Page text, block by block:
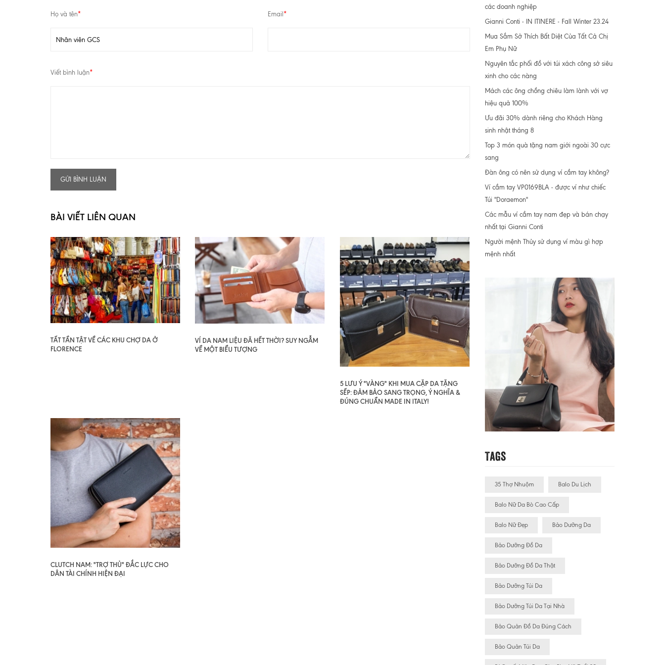
Họ và tên* Email *
Viết bình luận*
GỬI BÌNH LUẬN
BÀI VIẾT LIÊN QUAN
TẤT TẦN TẬT VỀ CÁC KHU CHỢ DA Ở
FLORENCE
VÍ DA NAM LIỆU ĐÃ HẾT THỜI? SUY NGẪM
VỀ MỘT BIỂU TƯỢNG
5 LƯU Ý "VÀNG" KHI MUA CẶP DA TẶNG
SẾP: ĐẢM BẢO SANG TRỌNG, Ý NGHĨA &
ĐÚNG CHUẨN MADE IN ITALY!
CLUTCH NAM: "TRỢ THỦ" ĐẮC LỰC CHO
DÂN TÀI CHÍNH HIỆN ĐẠI
các doanh nghiệp
Gianni Conti - IN ITINERE - Fall Winter 23.24
Mua Sắm Sở Thích Bất Diệt Của Tất Cả Chị
Em Phụ Nữ
Nguyên tắc phối đồ với túi xách công sở siêu
xinh cho các nàng
Mách các ông chồng chiêu làm lành với vợ
hiệu quả 100%
Ưu đãi 30% dành riêng cho Khách Hàng
sinh nhật tháng 8
Top 3 món quà tặng nam giới ngoài 30 cực
sang
Đàn ông có nên sử dụng ví cầm tay không?
Ví cầm tay VP0169BLA - được ví như chiếc
Túi "Doraemon"
Các mẫu ví cầm tay nam đẹp và bán chạy
nhất tại Gianni Conti
Người mệnh Thủy sử dụng ví màu gì hợp
mệnh nhất
Tags
35 Thợ Nhuộm Balo Du Lịch
Balo Nữ Da Bò Cao Cấp
Balo Nữ Đẹp Bảo Dưỡng Da
Bảo Dưỡng Đồ Da
Bảo Dưỡng Đồ Da Thật
Bảo Dưỡng Túi Da
Bảo Dưỡng Túi Da Tại Nhà
Bảo Quản Đồ Da Đúng Cách
Bảo Quản Túi Da